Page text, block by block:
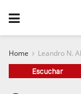
Home Leandro N.
Escuchar